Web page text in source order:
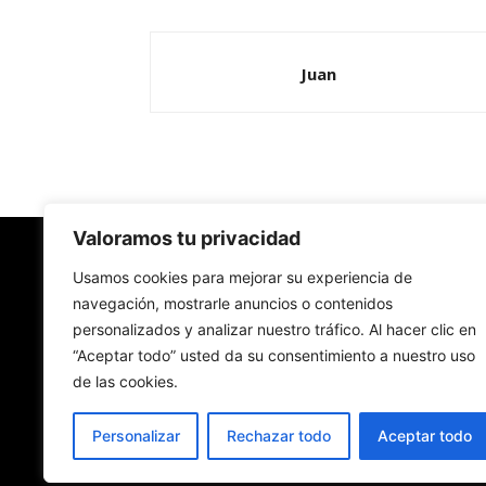
Valoramos tu privacidad
Usamos cookies para mejorar su experiencia de
navegación, mostrarle anuncios o contenidos
personalizados y analizar nuestro tráfico. Al hacer clic en
“Aceptar todo” usted da su consentimiento a nuestro uso
de las cookies.
Personalizar Rechazar todo Aceptar todo
Juan
Redes Cristianas
Una mirada alternativa sobre la Iglesia católica
- Colectivos de Redes Cristianas